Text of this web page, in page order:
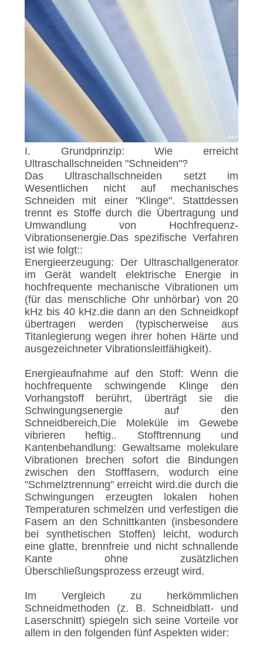
I. Grundprinzip: Wie erreicht
Ultraschallschneiden "Schneiden"?
Das Ultraschallschneiden setzt im
Wesentlichen nicht auf mechanisches
Schneiden mit einer "Klinge". Stattdessen
trennt es Stoffe durch die Übertragung und
Umwandlung von Hochfrequenz-
Vibrationsenergie.Das spezifische Verfahren
ist wie folgt::
Energieerzeugung: Der Ultraschallgenerator
im Gerät wandelt elektrische Energie in
hochfrequente mechanische Vibrationen um
(für das menschliche Ohr unhörbar) von 20
kHz bis 40 kHz.die dann an den Schneidkopf
übertragen werden (typischerweise aus
Titanlegierung wegen ihrer hohen Härte und
ausgezeichneter Vibrationsleitfähigkeit).
Energieaufnahme auf den Stoff: Wenn die
hochfrequente schwingende Klinge den
Vorhangstoff berührt, überträgt sie die
Schwingungsenergie auf den
Schneidbereich,Die Moleküle im Gewebe
vibrieren heftig.. Stofftrennung und
Kantenbehandlung: Gewaltsame molekulare
Vibrationen brechen sofort die Bindungen
zwischen den Stofffasern, wodurch eine
"Schmelztrennung" erreicht wird.die durch die
Schwingungen erzeugten lokalen hohen
Temperaturen schmelzen und verfestigen die
Fasern an den Schnittkanten (insbesondere
bei synthetischen Stoffen) leicht, wodurch
eine glatte, brennfreie und nicht schnallende
Kante ohne zusätzlichen
Überschließungsprozess erzeugt wird.
Im Vergleich zu herkömmlichen
Schneidmethoden (z. B. Schneidblatt- und
Laserschnitt) spiegeln sich seine Vorteile vor
allem in den folgenden fünf Aspekten wider: